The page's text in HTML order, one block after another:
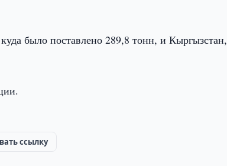
было поставлено 289,8 тонн, и Кыргызстан,
ссылку